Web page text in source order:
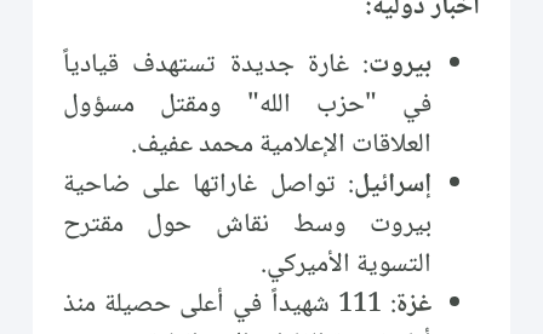
بيروت: غارة جديدة تستهدف قيادياً
في "حزب الله" ومقتل مسؤول
العلاقات الإعلامية محمد عفيف.
إسرائيل: تواصل غاراتها على ضاحية
بيروت وسط نقاش حول مقترح
التسوية الأميركي.
غزة
: 111 شهيداً في أعلى حصيلة منذ